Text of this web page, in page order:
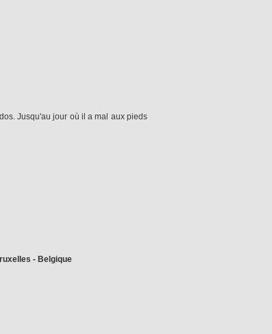
Jusqu'au jour où il a mal aux pieds
- Belgique